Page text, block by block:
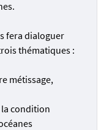
fera dialoguer
thématiques :
métissage,
la condition